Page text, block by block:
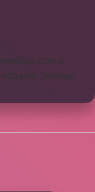
nttgame Sitemap